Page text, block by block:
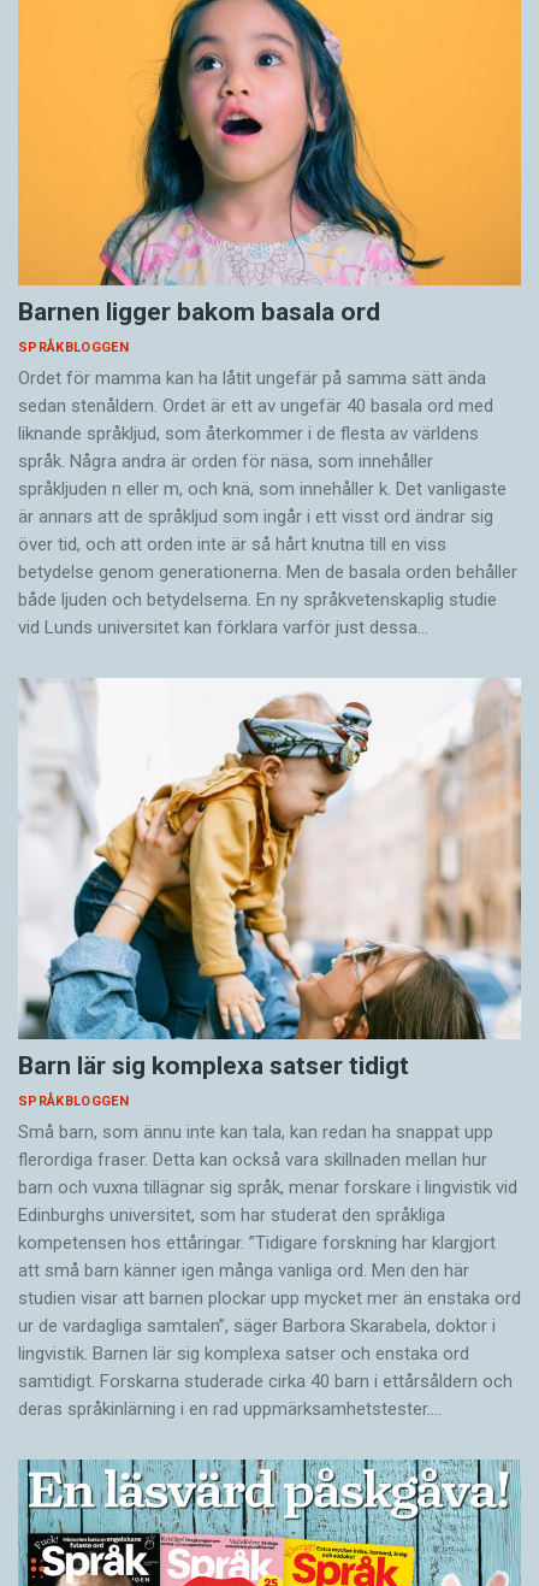
Barnen ligger bakom basala ord
SPRÅKBLOGGEN
Ordet för mamma kan ha låtit ungefär på samma sätt ända
sedan stenåldern. Ordet är ett av ungefär 40 basala ord med
liknande språkljud, som återkommer i de flesta av världens
språk. Några andra är orden för näsa, som innehåller
språkljuden n eller m, och knä, som innehåller k. Det vanligaste
är annars att de språkljud som ingår i ett visst ord ändrar sig
över tid, och att orden inte är så hårt knutna till en viss
betydelse genom generationerna. Men de basala orden behåller
både ljuden och betydelserna. En ny språkvetenskaplig studie
vid Lunds universitet kan förklara varför just dessa…
Barn lär sig komplexa satser tidigt
SPRÅKBLOGGEN
Små barn, som ännu inte kan tala, kan redan ha snappat upp
flerordiga fraser. Detta kan också vara skillnaden mellan hur
barn och vuxna tillägnar sig språk, menar forskare i lingvistik vid
Edinburghs universitet, som har studerat den språkliga
kompetensen hos ettåringar. ”Tidigare forskning har klargjort
att små barn känner igen många vanliga ord. Men den här
studien visar att barnen plockar upp mycket mer än enstaka ord
ur de vardagliga samtalen”, säger Barbora Skarabela, doktor i
lingvistik. Barnen lär sig komplexa satser och enstaka ord
samtidigt. Forskarna studerade cirka 40 barn i ettårsåldern och
deras språkinlärning i en rad uppmärksamhetstester.…